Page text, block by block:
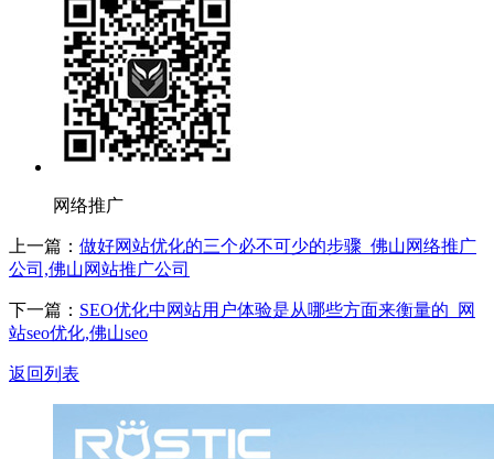
网络推广
上一篇： 做好网站优化的三个必不可少的步骤_佛山网络推广
公司,佛山网站推广公司
下一篇： SEO优化中网站用户体验是从哪些方面来衡量的_网
站seo优化,佛山seo
返回列表